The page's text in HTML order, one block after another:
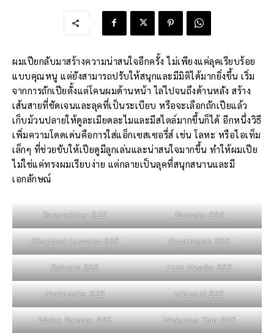
ผมเปียกลับมาสร้างความน่าสนใจอีกครั้ง ไม่เพียงแค่ลุคเรียบร้อย
แบบคุณหนู แต่ยังสามารถปรับให้สนุกและมีมิติได้มากยิ่งขึ้น เริ่ม
จากการถักเปียตั้งแต่โคนผมด้านหน้า ไล่ไปจนถึงด้านหลัง สร้าง
เส้นสายที่ชัดเจนและลุคที่เป็นระเบียบ หรือจะเลือกถักเปียแล้ว
เก็บม้วนปลายให้ดูละเมียดละไมและมีสไตล์มากขึ้นก็ได้ อีกหนึ่งวิธี
เพิ่มความโดดเด่นคือการใส่แอ็กเซสเซอรี่ส์ เช่น โลหะ หรือไอเท็ม
เล็กๆ ที่ช่วยขับให้เปียดูมีลูกเล่นและน่าสนใจมากขึ้น ทำให้ผมเปีย
ไม่ใช่แค่ทรงผมเรียบง่าย แต่กลายเป็นลุคที่สนุกสนานและมี
เอกลักษณ์
Baumeister S25 Balmain S25
Chopova Lowena S25 Courreges S25
Reborn S25 Lutz Huelle S25
Namesake S25 Missoni S25
Wales Bonner S25 Vivienne Tam S25